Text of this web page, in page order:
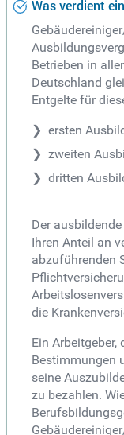
Was verdient
Betrieben in
Deutschland
Entgelte für
ersten
zweiten
dritten
Der
Ihren Anteil an
abzuführenden
die
Ein
Bestimmungen
seine
zu bezahlen.